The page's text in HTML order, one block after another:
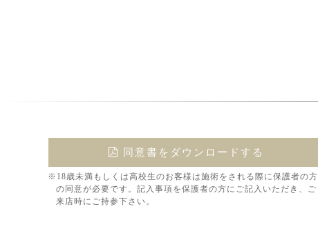
同意書をダウンロードする
※18歳未満もしくは高校生のお客様は施術をされる際に保護者の方
の同意が必要です。記入事項を保護者の方にご記入いただき、ご
来店時にご持参下さい。